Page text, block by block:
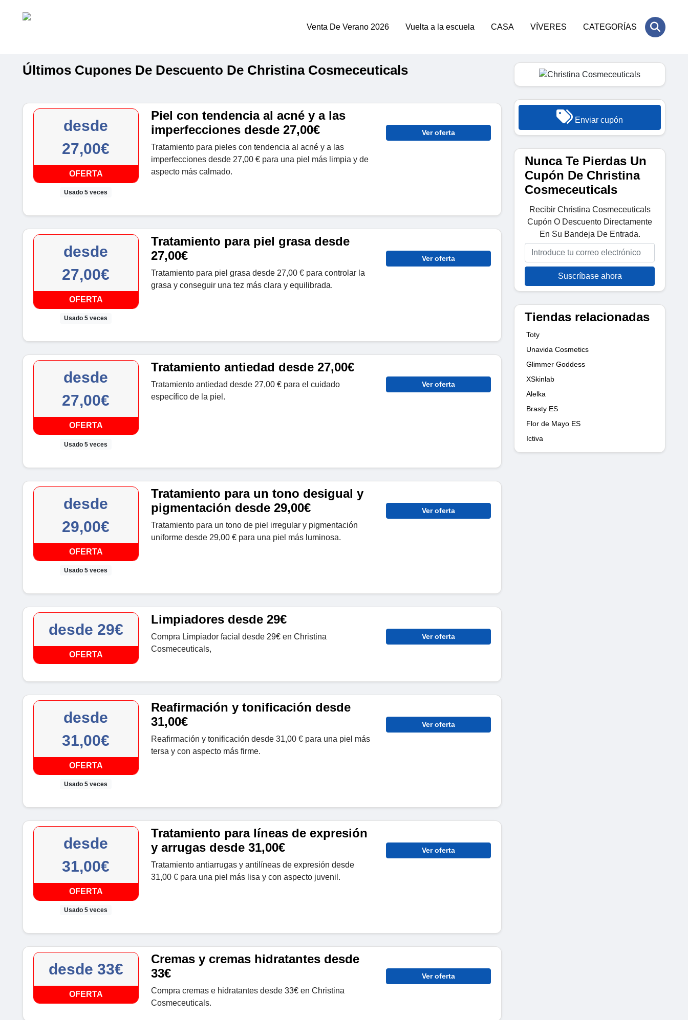
Venta De Verano 2026 Vuelta a la escuela CASA VÍVERES CATEGORÍAS
Últimos Cupones De Descuento De Christina Cosmeceuticals
desde
27,00€
OFERTA
Usado 5 veces
Piel con tendencia al acné y a las
imperfecciones desde 27,00€
Tratamiento para pieles con tendencia al acné y a las
imperfecciones desde 27,00 € para una piel más limpia y de
aspecto más calmado.
Ver oferta
desde
27,00€
OFERTA
Usado 5 veces
Tratamiento para piel grasa desde
27,00€
Tratamiento para piel grasa desde 27,00 € para controlar la
grasa y conseguir una tez más clara y equilibrada.
Ver oferta
desde
27,00€
OFERTA
Usado 5 veces
Tratamiento antiedad desde 27,00€
Tratamiento antiedad desde 27,00 € para el cuidado
específico de la piel.
Ver oferta
desde
29,00€
OFERTA
Usado 5 veces
Tratamiento para un tono desigual y
pigmentación desde 29,00€
Tratamiento para un tono de piel irregular y pigmentación
uniforme desde 29,00 € para una piel más luminosa.
Ver oferta
desde 29€
OFERTA
Limpiadores desde 29€
Compra Limpiador facial desde 29€ en Christina
Cosmeceuticals,
Ver oferta
desde
31,00€
OFERTA
Usado 5 veces
Reafirmación y tonificación desde
31,00€
Reafirmación y tonificación desde 31,00 € para una piel más
tersa y con aspecto más firme.
Ver oferta
desde
31,00€
OFERTA
Usado 5 veces
Tratamiento para líneas de expresión
y arrugas desde 31,00€
Tratamiento antiarrugas y antilíneas de expresión desde
31,00 € para una piel más lisa y con aspecto juvenil.
Ver oferta
desde 33€
OFERTA
Cremas y cremas hidratantes desde
33€
Compra cremas e hidratantes desde 33€ en Christina
Cosmeceuticals.
Ver oferta
Enviar cupón
Nunca Te Pierdas Un
Cupón De Christina
Cosmeceuticals
Recibir Christina Cosmeceuticals
Cupón O Descuento Directamente
En Su Bandeja De Entrada.
Suscríbase ahora
Tiendas relacionadas
Toty
Unavida Cosmetics
Glimmer Goddess
XSkinlab
Alelka
Brasty ES
Flor de Mayo ES
Ictiva